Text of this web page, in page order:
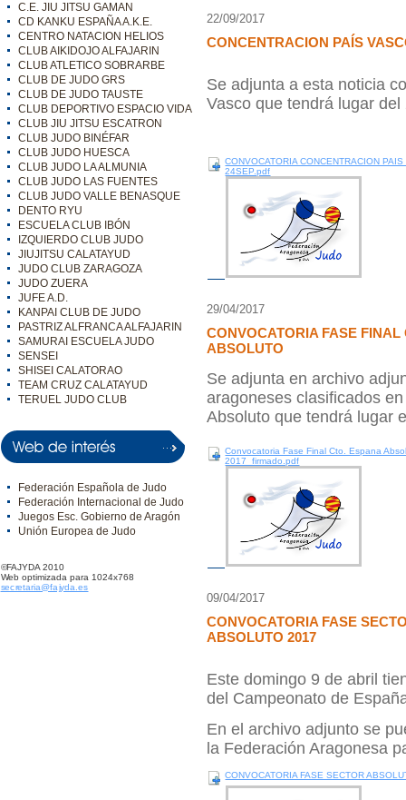
C.E. JIU JITSU GAMAN
CD KANKU ESPAÑA A.K.E.
CENTRO NATACION HELIOS
CLUB AIKIDOJO ALFAJARIN
CLUB ATLETICO SOBRARBE
CLUB DE JUDO GRS
CLUB DE JUDO TAUSTE
CLUB DEPORTIVO ESPACIO VIDA
CLUB JIU JITSU ESCATRON
CLUB JUDO BINÉFAR
CLUB JUDO HUESCA
CLUB JUDO LA ALMUNIA
CLUB JUDO LAS FUENTES
CLUB JUDO VALLE BENASQUE
DENTO RYU
ESCUELA CLUB IBÓN
IZQUIERDO CLUB JUDO
JIUJITSU CALATAYUD
JUDO CLUB ZARAGOZA
JUDO ZUERA
JUFE A.D.
KANPAI CLUB DE JUDO
PASTRIZ ALFRANCA ALFAJARIN
SAMURAI ESCUELA JUDO
SENSEI
SHISEI CALATORAO
TEAM CRUZ CALATAYUD
TERUEL JUDO CLUB
Federación Española de Judo
Federación Internacional de Judo
Juegos Esc. Gobierno de Aragón
Unión Europea de Judo
©FAJYDA 2010
Web optimizada para 1024x768
secretaria@fajyda.es
22/09/2017
CONCENTRACION PAÍS
Se adjunta a esta noticia
Vasco que tendrá lugar
CONVOCATORIA CONCENTRACION
24SEP.pdf
29/04/2017
CONVOCATORIA FASE
ABSOLUTO
Se adjunta en archivo
aragoneses clasificados
Absoluto que tendrá lugar
Convocatoria Fase Final Cto. Espana
2017_firmado.pdf
09/04/2017
CONVOCATORIA FASE
ABSOLUTO 2017
Este domingo 9 de abril
del Campeonato de
En el archivo adjunto se
la Federación Aragonesa
CONVOCATORIA FASE SECTOR